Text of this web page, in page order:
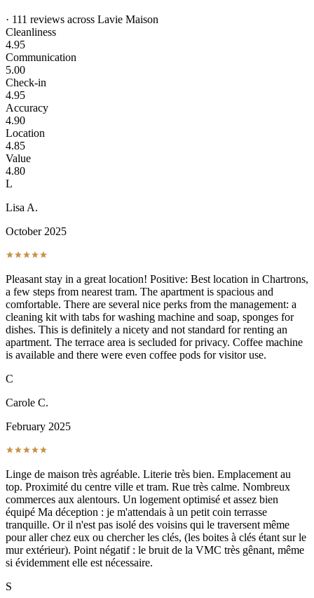
· 111 reviews across Lavie Maison
Cleanliness
4.95
Communication
5.00
Check-in
4.95
Accuracy
4.90
Location
4.85
Value
4.80
L
Lisa A.
October 2025
Pleasant stay in a great location! Positive: Best location in Chartrons,
a few steps from nearest tram. The apartment is spacious and
comfortable. There are several nice perks from the management: a
cleaning kit with tabs for washing machine and soap, sponges for
dishes. This is definitely a nicety and not standard for renting an
apartment. The terrace area is secluded for privacy. Coffee machine
is available and there were even coffee pods for visitor use.
C
Carole C.
February 2025
Linge de maison très agréable. Literie très bien. Emplacement au
top. Proximité du centre ville et tram. Rue très calme. Nombreux
commerces aux alentours. Un logement optimisé et assez bien
équipé Ma déception : je m'attendais à un petit coin terrasse
tranquille. Or il n'est pas isolé des voisins qui le traversent même
pour aller chez eux ou chercher les clés, (les boites à clés étant sur le
mur extérieur). Point négatif : le bruit de la VMC très gênant, même
si évidemment elle est nécessaire.
S